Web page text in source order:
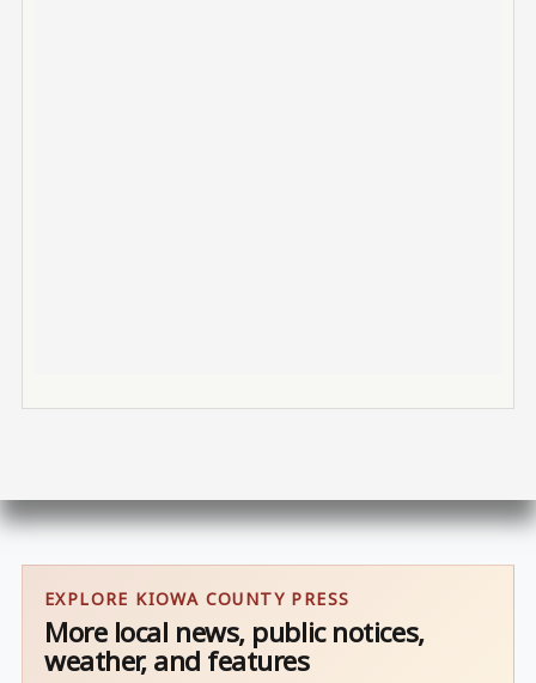
EXPLORE KIOWA COUNTY PRESS
More local news, public notices,
weather, and features